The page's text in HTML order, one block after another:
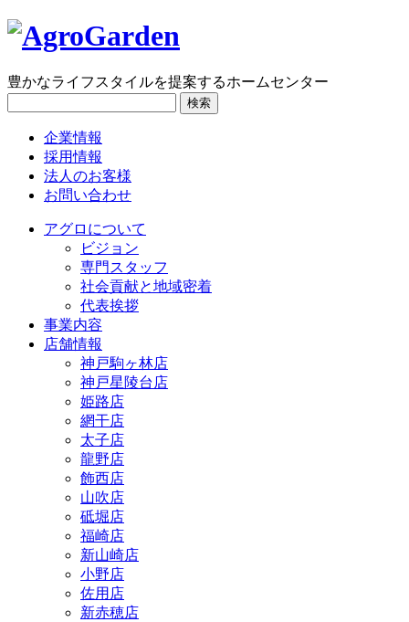
豊かなライフスタイルを提案するホームセンター
検索
企業情報
採用情報
法人のお客様
お問い合わせ
アグロについて
ビジョン
専門スタッフ
社会貢献と地域密着
代表挨拶
事業内容
店舗情報
神戸駒ヶ林店
神戸星陵台店
姫路店
網干店
太子店
龍野店
飾西店
山吹店
砥堀店
福崎店
新山崎店
小野店
佐用店
新赤穂店